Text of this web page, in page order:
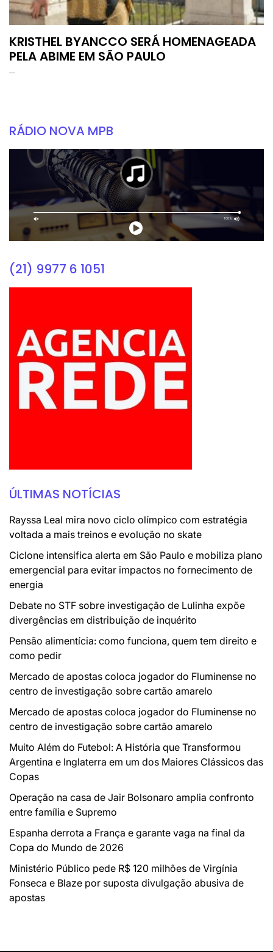
KRISTHEL BYANCCO SERÁ HOMENAGEADA
PELA ABIME EM SÃO PAULO
RÁDIO NOVA MPB
(21) 9977 6 1051
ÚLTIMAS NOTÍCIAS
Rayssa Leal mira novo ciclo olímpico com estratégia
voltada a mais treinos e evolução no skate
Ciclone intensifica alerta em São Paulo e mobiliza plano
emergencial para evitar impactos no fornecimento de
energia
Debate no STF sobre investigação de Lulinha expõe
divergências em distribuição de inquérito
Pensão alimentícia: como funciona, quem tem direito e
como pedir
Mercado de apostas coloca jogador do Fluminense no
centro de investigação sobre cartão amarelo
Mercado de apostas coloca jogador do Fluminense no
centro de investigação sobre cartão amarelo
Muito Além do Futebol: A História que Transformou
Argentina e Inglaterra em um dos Maiores Clássicos das
Copas
Operação na casa de Jair Bolsonaro amplia confronto
entre família e Supremo
Espanha derrota a França e garante vaga na final da
Copa do Mundo de 2026
Ministério Público pede R$ 120 milhões de Virgínia
Fonseca e Blaze por suposta divulgação abusiva de
apostas